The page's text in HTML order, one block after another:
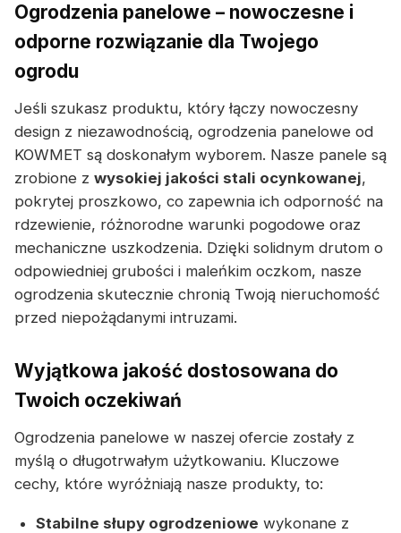
Ogrodzenia panelowe – nowoczesne i
odporne rozwiązanie dla Twojego
ogrodu
Jeśli szukasz produktu, który łączy nowoczesny
design z niezawodnością, ogrodzenia panelowe od
KOWMET są doskonałym wyborem. Nasze panele są
zrobione z wysokiej jakości stali ocynkowanej,
pokrytej proszkowo, co zapewnia ich odporność na
rdzewienie, różnorodne warunki pogodowe oraz
mechaniczne uszkodzenia. Dzięki solidnym drutom o
odpowiedniej grubości i maleńkim oczkom, nasze
ogrodzenia skutecznie chronią Twoją nieruchomość
przed niepożądanymi intruzami.
Wyjątkowa jakość dostosowana do
Twoich oczekiwań
Ogrodzenia panelowe w naszej ofercie zostały z
myślą o długotrwałym użytkowaniu. Kluczowe
cechy, które wyróżniają nasze produkty, to:
Stabilne słupy ogrodzeniowe wykonane z